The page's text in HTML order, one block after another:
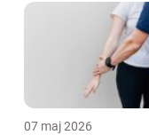
07 maj 2026